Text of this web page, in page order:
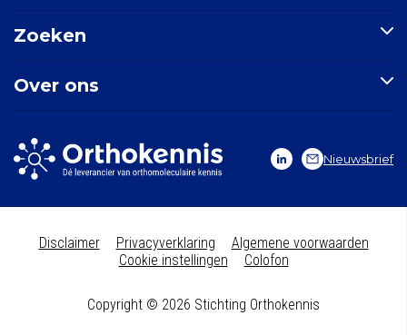
Nieuwsbrief
Indicatie-index
Nieuws
E-learning: Basisprincipes orthomoleculaire geneeskunde
Mondgezondheid
Zoeken
Zoek een indicatie
Zoek een nutriënt
Over ons
Vitals Voedingssupplementen
Vitale Kennis
Contact
Disclaimer Privacyverklaring
Algemene voorwaarden
Cookie instellingen
Colofon
Copyright © 2026 Stichting Orthokennis